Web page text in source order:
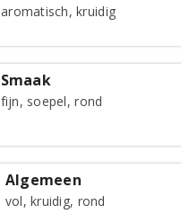
aromatisch, kruidig
Smaak
fijn, soepel, rond
Algemeen
vol, kruidig, rond